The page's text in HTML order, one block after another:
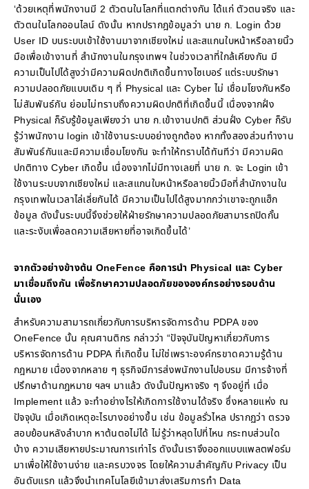
‘ด้วยเหตุที่พนักงานมี 2 ตัวตนในโลกที่แตกต่างกัน ได้แก่ ตัวตนจริง และ
ตัวตนในโลกออนไลน์ ดังนั้น หากปรากฎข้อมูลว่า นาย ก. Login ด้วย
User ID บนระบบเข้าใช้งานมาจากเชียงใหม่ และสแกนใบหน้าหรือลายนิ้ว
มือเพื่อเข้างานที่ สำนักงานในกรุงเทพฯ ในช่วงเวลาที่ใกล้เคียงกัน มี
ความเป็นไปได้สูงว่ามีความผิดปกติเกิดขึ้นทางไซเบอร์ แต่ระบบรักษา
ความปลอดภัยแบบเดิม ๆ ที่ Physical และ Cyber ไม่ เชื่อมโยงกันหรือ
ไม่สัมพันธ์กัน ย่อมไม่ทราบถึงความผิดปกติที่เกิดขึ้นนี้ เนื่องจากฝั่ง
Physical ก็รับรู้ข้อมูลเพียงว่า นาย ก.เข้างานปกติ ส่วนฝั่ง Cyber ก็รับ
รู้ว่าพนักงาน login เข้าใช้งานระบบอย่างถูกต้อง หากทั้งสองส่วนทำงาน
สัมพันธ์กันและมีความเชื่อมโยงกัน จะทำให้ทราบได้ทันทีว่า มีความผิด
ปกติทาง Cyber เกิดขึ้น เนื่องจากไม่มีทางเลยที่ นาย ก. จะ Login เข้า
ใช้งานระบบจากเชียงใหม่ และสแกนใบหน้าหรือลายนิ้วมือที่สำนักงานใน
กรุงเทพในเวลาไล่เลี่ยกันได้ มีความเป็นไปได้สูงมากกว่าเขาจะถูกแฮ็ก
ข้อมูล ดังนั้นระบบนี้จึงช่วยให้ฝ่ายรักษาความปลอดภัยสามารถปิดกั้น
และระงับเพื่อลดความเสียหายที่อาจเกิดขึ้นได้’
จากตัวอย่างข้างต้น OneFence คือการนำ Physical และ Cyber
มาเชื่อมถึงกัน เพื่อรักษาความปลอดภัยขององค์กรอย่างรอบด้าน
นั่นเอง
สำหรับความสามารถเกี่ยวกับการบริหารจัดการด้าน PDPA ของ
OneFence นั้น คุณศานติกร กล่าวว่า “ปัจจุบันปัญหาเกี่ยวกับการ
บริหารจัดการด้าน PDPA ที่เกิดขึ้น ไม่ใช่เพราะองค์กรขาดความรู้ด้าน
กฎหมาย เนื่องจากหลาย ๆ ธุรกิจมีการส่งพนักงานไปอบรม มีการจ้างที่
ปรึกษาด้านกฎหมาย ฯลฯ มาแล้ว ดังนั้นปัญหาจริง ๆ จึงอยู่ที่ เมื่อ
Implement แล้ว จะทำอย่างไรให้เกิดการใช้งานได้จริง ซึ่งหลายแห่ง ณ
ปัจจุบัน เมื่อเกิดเหตุอะไรบางอย่างขึ้น เช่น ข้อมูลรั่วไหล ปรากฏว่า ตรวจ
สอบย้อนหลังลำบาก หาต้นตอไม่ได้ ไม่รู้ว่าหลุดไปที่ไหน กระทบส่วนใด
บ้าง ความเสียหายประมาณการเท่าไร ดังนั้นเราจึงออกแบบแพลตฟอร์ม
มาเพื่อให้ใช้งานง่าย และครบวงจร โดยให้ความสำคัญกับ Privacy เป็น
อันดับแรก แล้วจึงนำเทคโนโลยีเข้ามาส่งเสริมการทำ Data